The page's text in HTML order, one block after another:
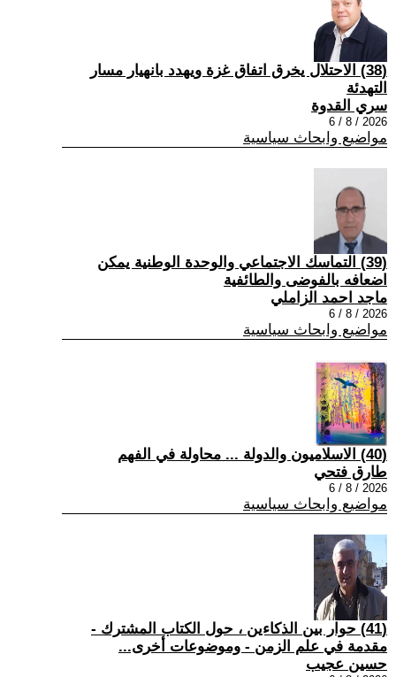
(38) الاحتلال يخرق اتفاق غزة ويهدد بانهيار مسار
التهدئة
سري القدوة
2026 / 8 / 6
مواضيع وابحاث سياسية
(39) التماسك الاجتماعي والوحدة الوطنية يمكن
اضعافه بالفوضى والطائفية
ماجد احمد الزاملي
2026 / 8 / 6
مواضيع وابحاث سياسية
(40) الاسلاميون والدولة ... محاولة في الفهم
طارق فتحي
2026 / 8 / 6
مواضيع وابحاث سياسية
(41) حوار بين الذكاءين ، حول الكتاب المشترك -
مقدمة في علم الزمن - وموضوعات أخرى...
حسين عجيب